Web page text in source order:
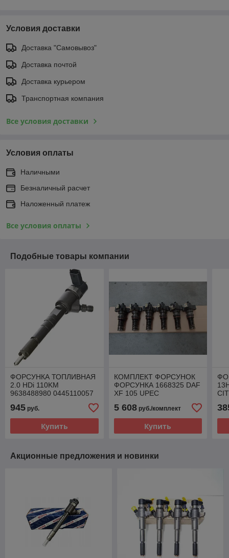
Условия доставки
Доставка "Самовывоз"
Доставка почтой
Доставка курьером
Транспортная компания
Все условия доставки
Условия оплаты
Наличными
Безналичный расчет
Наложенный платеж
Все условия оплаты
Подобные товары компании
ФОРСУНКА ТОПЛИВНАЯ
‎2.0 HDi 110KM
9638488980 0445110057
SUZUKI VITARA CITROEN
C8
945 руб.
Купить
КОМПЛЕКТ ФОРСУНОК
ФОРСУНКА 1668325 DAF
XF 105 UPEC
5 608руб./комплект
Купить
Акционные предложения и новинки